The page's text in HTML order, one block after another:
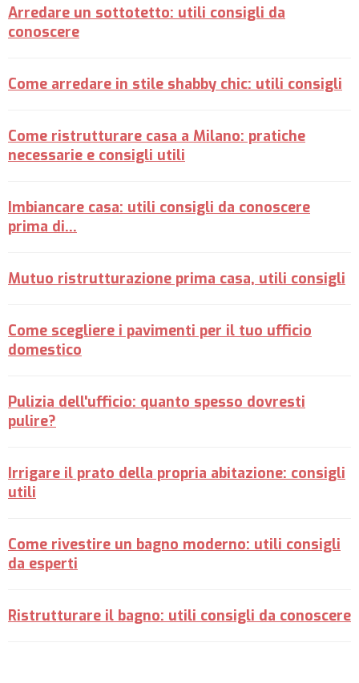
Arredare un sottotetto: utili consigli da
conoscere
Come arredare in stile shabby chic: utili consigli
Come ristrutturare casa a Milano: pratiche
necessarie e consigli utili
Imbiancare casa: utili consigli da conoscere
prima di...
Mutuo ristrutturazione prima casa, utili consigli
Come scegliere i pavimenti per il tuo ufficio
domestico
Pulizia dell'ufficio: quanto spesso dovresti
pulire?
Irrigare il prato della propria abitazione: consigli
utili
Come rivestire un bagno moderno: utili consigli
da esperti
Ristrutturare il bagno: utili consigli da conoscere